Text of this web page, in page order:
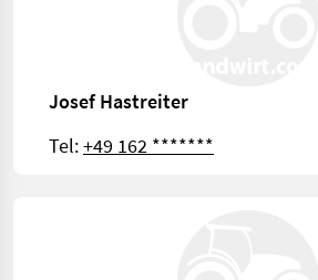
Josef Hastreiter
Tel:+49 162 *******